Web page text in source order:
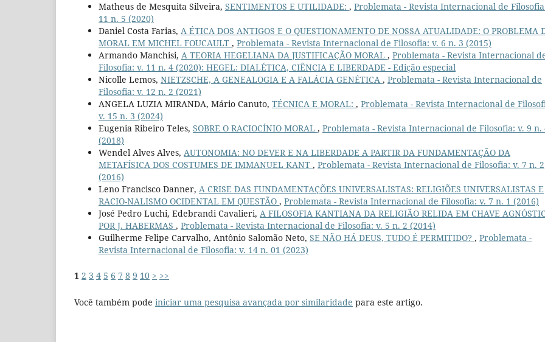
Matheus de Mesquita Silveira, SENTIMENTOS E UTILIDADE: , Problemata - Revista Internacional de
11 n. 5 (2020)
Daniel Costa Farias, A ÉTICA DOS ANTIGOS E O QUESTIONAMENTO DE NOSSA ATUALIDADE: O PROBLEMA
MORAL EM MICHEL FOUCAULT , Problemata - Revista Internacional de Filosofia: v. 6 n. 3 (2015)
Armando Manchisi, A TEORIA HEGELIANA DA JUSTIFICAÇÃO MORAL , Problemata - Revista Internacional
Filosofia: v. 11 n. 4 (2020): HEGEL: DIALÉTICA, CIÊNCIA E LIBERDADE - Edição especial
Nicolle Lemos, NIETZSCHE, A GENEALOGIA E A FALÁCIA GENÉTICA , Problemata - Revista Internacional de
Filosofia: v. 12 n. 2 (2021)
ANGELA LUZIA MIRANDA, Mário Canuto, TÉCNICA E MORAL: , Problemata - Revista Internacional de
v. 15 n. 3 (2024)
Eugenia Ribeiro Teles, SOBRE O RACIOCÍNIO MORAL , Problemata - Revista Internacional de Filosofia: v. 9 n.
(2018)
Wendel Alves Alves, AUTONOMIA: NO DEVER E NA LIBERDADE A PARTIR DA FUNDAMENTAÇÃO DA
METAFÍSICA DOS COSTUMES DE IMMANUEL KANT , Problemata - Revista Internacional de Filosofia: v. 7 n. 2
(2016)
Leno Francisco Danner, A CRISE DAS FUNDAMENTAÇÕES UNIVERSALISTAS: RELIGIÕES UNIVERSALISTAS E
RACIO-NALISMO OCIDENTAL EM QUESTÃO , Problemata - Revista Internacional de Filosofia: v. 7 n. 1 (2016)
José Pedro Luchi, Edebrandi Cavalieri, A FILOSOFIA KANTIANA DA RELIGIÃO RELIDA EM CHAVE
POR J. HABERMAS , Problemata - Revista Internacional de Filosofia: v. 5 n. 2 (2014)
Guilherme Felipe Carvalho, Antônio Salomão Neto, SE NÃO HÁ DEUS, TUDO É PERMITIDO? , Problemata -
Revista Internacional de Filosofia: v. 14 n. 01 (2023)
1 2 3 4 5 6 7 8 9 10 > >>
Você também pode iniciar uma pesquisa avançada por similaridade para este artigo.